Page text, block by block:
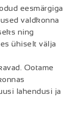
eesmärgiga
valdkonna
ning
ühiselt välja
Ootame
lahendusi ja